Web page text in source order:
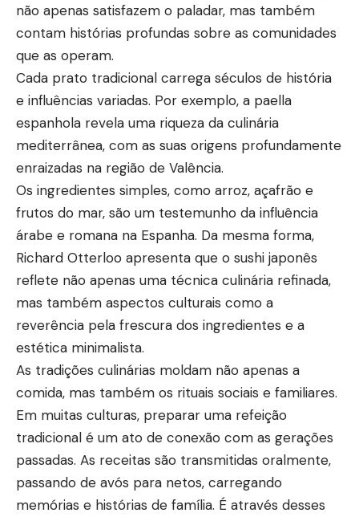
não apenas satisfazem o paladar, mas também
contam histórias profundas sobre as comunidades
que as operam.
Cada prato tradicional carrega séculos de história
e influências variadas. Por exemplo, a paella
espanhola revela uma riqueza da culinária
mediterrânea, com as suas origens profundamente
enraizadas na região de Valência.
Os ingredientes simples, como arroz, açafrão e
frutos do mar, são um testemunho da influência
árabe e romana na Espanha. Da mesma forma,
Richard Otterloo apresenta que o sushi japonês
reflete não apenas uma técnica culinária refinada,
mas também aspectos culturais como a
reverência pela frescura dos ingredientes e a
estética minimalista.
As tradições culinárias moldam não apenas a
comida, mas também os rituais sociais e familiares.
Em muitas culturas, preparar uma refeição
tradicional é um ato de conexão com as gerações
passadas. As receitas são transmitidas oralmente,
passando de avós para netos, carregando
memórias e histórias de família. É através desses